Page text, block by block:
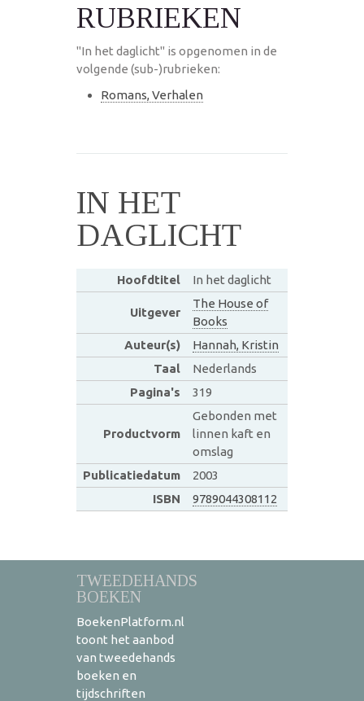
RUBRIEKEN
"In het daglicht" is opgenomen in de
volgende (sub-)rubrieken:
Romans, Verhalen
IN HET
DAGLICHT
Hoofdtitel In het daglicht
Uitgever
The House of
Books
Auteur(s)
Hannah, Kristin
Taal
Nederlands
Pagina's
319
Productvorm
Gebonden met
linnen kaft en
omslag
Publicatiedatum
2003
ISBN
9789044308112
TWEEDEHANDS
BOEKEN
BoekenPlatform.nl
toont het aanbod
van tweedehands
boeken en
tijdschriften